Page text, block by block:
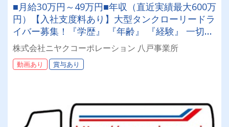
■月給30万円～49万円■年収（直近実績最大600万
円）【入社支度料あり】大型タンクローリードラ
イバー募集！『学歴』 『年齢』 『経験』 一切不
問◎男女問わず活躍できる環境です。
株式会社ニヤクコーポレーション 八戸事業所
動画あり 賞与あり